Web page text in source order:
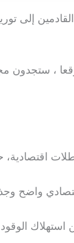
إلى
مطار ملقا
اقتصادية،
اقتصادي
استهلاك